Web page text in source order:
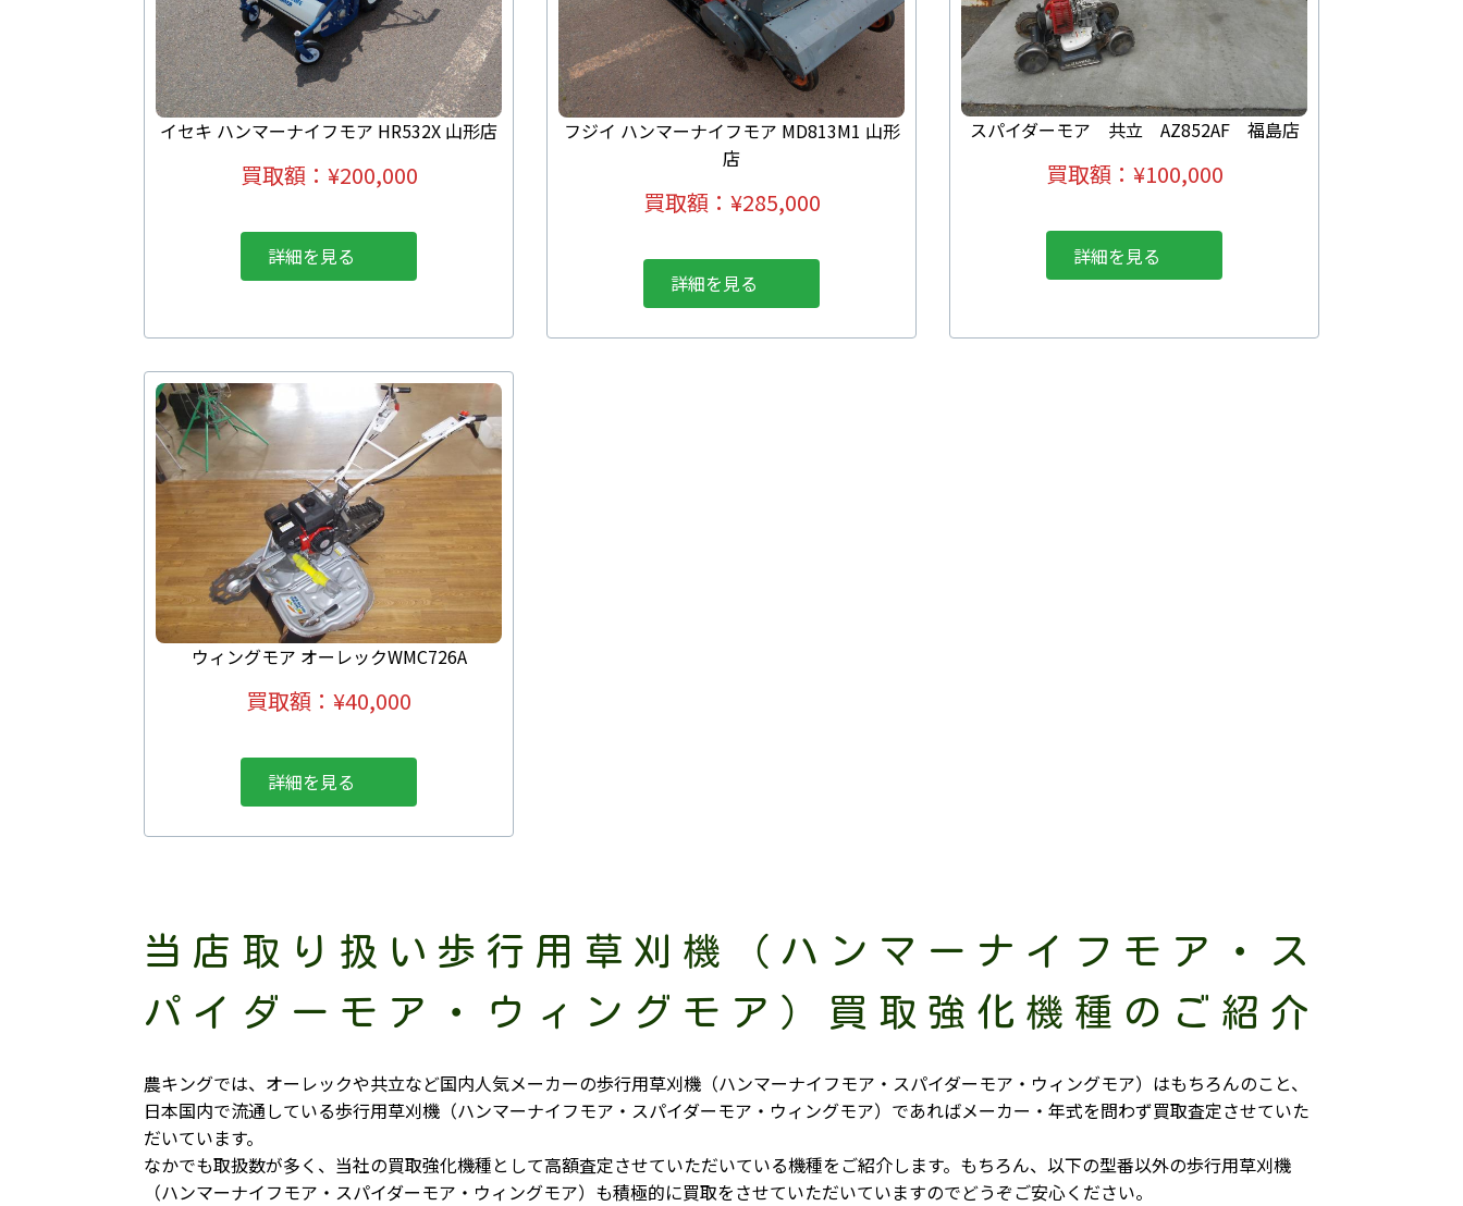
イセキ ハンマーナイフモア HR532X 山形店
買取額： ¥200,000
詳細を見る
フジイ ハンマーナイフモア MD813M1 山形
店
買取額： ¥285,000
詳細を見る
スパイダーモア 共立 AZ852AF 福島店
買取額：¥100,000
詳細を見る
ウィングモア オーレックWMC726A
買取額： ¥40,000
詳細を見る
当店取り扱い歩行用草刈機（ハンマーナイフモア・ス
パイダーモア・ウィングモア）買取強化機種のご紹介
農キングでは、オーレックや共立など国内人気メーカーの歩行用草刈機（ハンマーナイフモア・スパイダーモア・ウィングモア）はもちろんのこと、
日本国内で流通している歩行用草刈機（ハンマーナイフモア・スパイダーモア・ウィングモア）であればメーカー・年式を問わず買取査定させていた
だいています。
なかでも取扱数が多く、当社の買取強化機種として高額査定させていただいている機種をご紹介します。もちろん、以下の型番以外の歩行用草刈機
（ハンマーナイフモア・スパイダーモア・ウィングモア）も積極的に買取をさせていただいていますのでどうぞご安心ください。